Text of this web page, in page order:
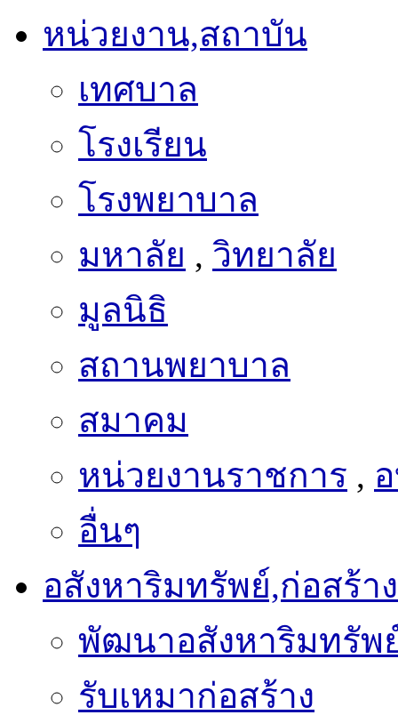
หน่วยงาน,สถาบัน
เทศบาล
โรงเรียน
โรงพยาบาล
มหาลัย , วิทยาลัย
มูลนิธิ
สถานพยาบาล
สมาคม
หน่วยงานราชการ ,
อื่นๆ
อสังหาริมทรัพย์,ก่อสร้าง
พัฒนาอสังหาริมทรัพ
รับเหมาก่อสร้าง